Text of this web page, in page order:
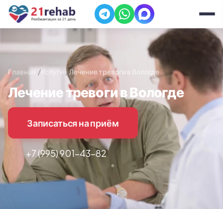
Главная Услуги Лечение тревоги в Вологде
Лечение тревоги в Вологде
Записаться на приём
+7 (995) 901-43-82